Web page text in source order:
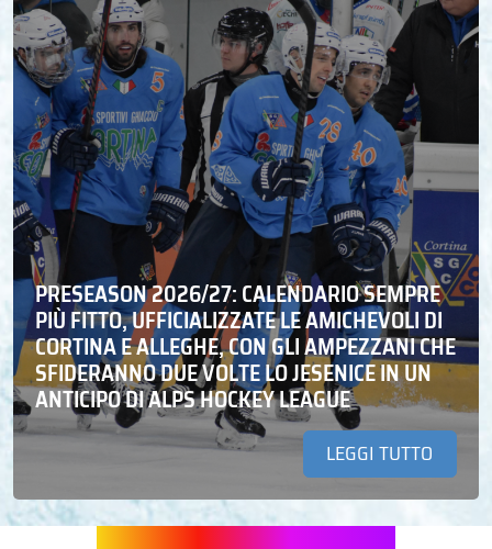
PRESEASON 2026/27: CALENDARIO SEMPRE
PIÙ FITTO, UFFICIALIZZATE LE AMICHEVOLI DI
CORTINA E ALLEGHE, CON GLI AMPEZZANI CHE
SFIDERANNO DUE VOLTE LO JESENICE IN UN
ANTICIPO DI ALPS HOCKEY LEAGUE
LEGGI TUTTO